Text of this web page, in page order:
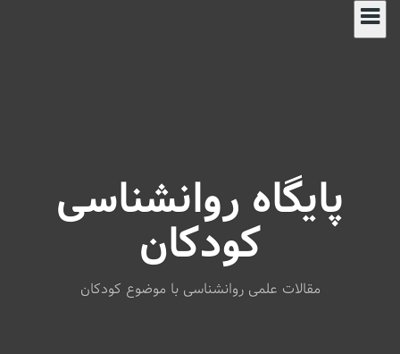
پایگاه روانشناسی
کودکان
مقالات علمی روانشناسی با موضوع کودکان